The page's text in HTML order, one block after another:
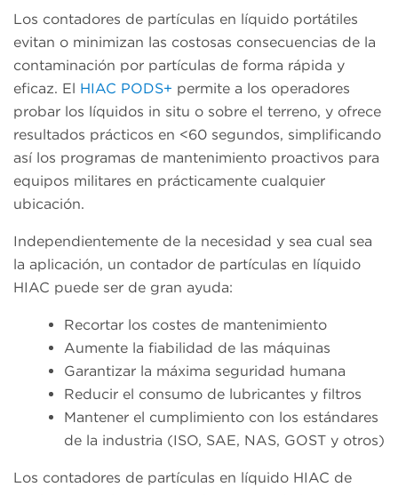
Los contadores de partículas en líquido portátiles
evitan o minimizan las costosas consecuencias de la
contaminación por partículas de forma rápida y
eficaz. El HIAC PODS+ permite a los operadores
probar los líquidos in situ o sobre el terreno, y ofrece
resultados prácticos en <60 segundos, simplificando
así los programas de mantenimiento proactivos para
equipos militares en prácticamente cualquier
ubicación.
Independientemente de la necesidad y sea cual sea
la aplicación, un contador de partículas en líquido
HIAC puede ser de gran ayuda:
Recortar los costes de mantenimiento
Aumente la fiabilidad de las máquinas
Garantizar la máxima seguridad humana
Reducir el consumo de lubricantes y filtros
Mantener el cumplimiento con los estándares
de la industria (ISO, SAE, NAS, GOST y otros)
Los contadores de partículas en líquido HIAC de